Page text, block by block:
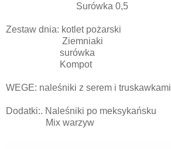
Surówka 0,5
Zestaw dnia: kotlet pożarski
Ziemniaki
surówka
Kompot
WEGE: naleśniki z serem i truskawkami
Dodatki:. Naleśniki po meksykańsku
Mix warzyw